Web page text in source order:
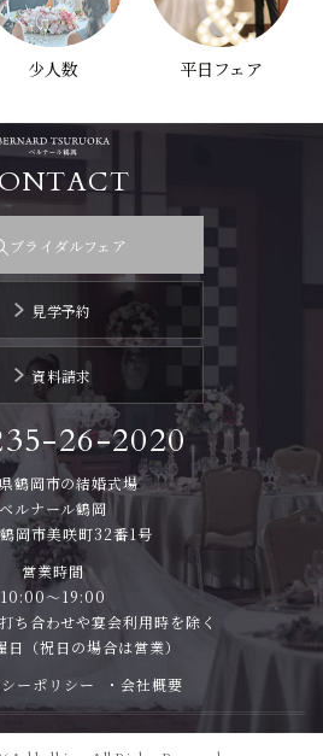
少人数 平日フェア
ブライダルフェア
見学予約
資料請求
26-2020
鶴岡市の結婚式場
ルナール鶴岡
岡市美咲町32番1号
営業時間
10:00～19:00
ち合わせや宴会利用時を除く
日（祝日の場合は営業）
ーポリシー
・会社概要